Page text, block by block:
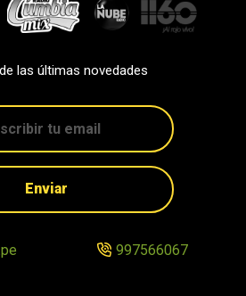
las últimas novedades
Enviar
997566067